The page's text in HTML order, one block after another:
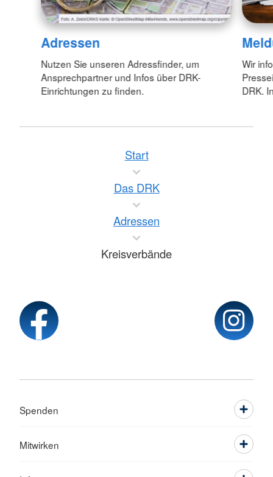
Adressen
Nutzen Sie unseren Adressfinder, um
Ansprechpartner und Infos über DRK-
Einrichtungen zu finden.
Wir
DRK.
Start
Das DRK
Adressen
Kreisverbände
Spenden
Mitwirken